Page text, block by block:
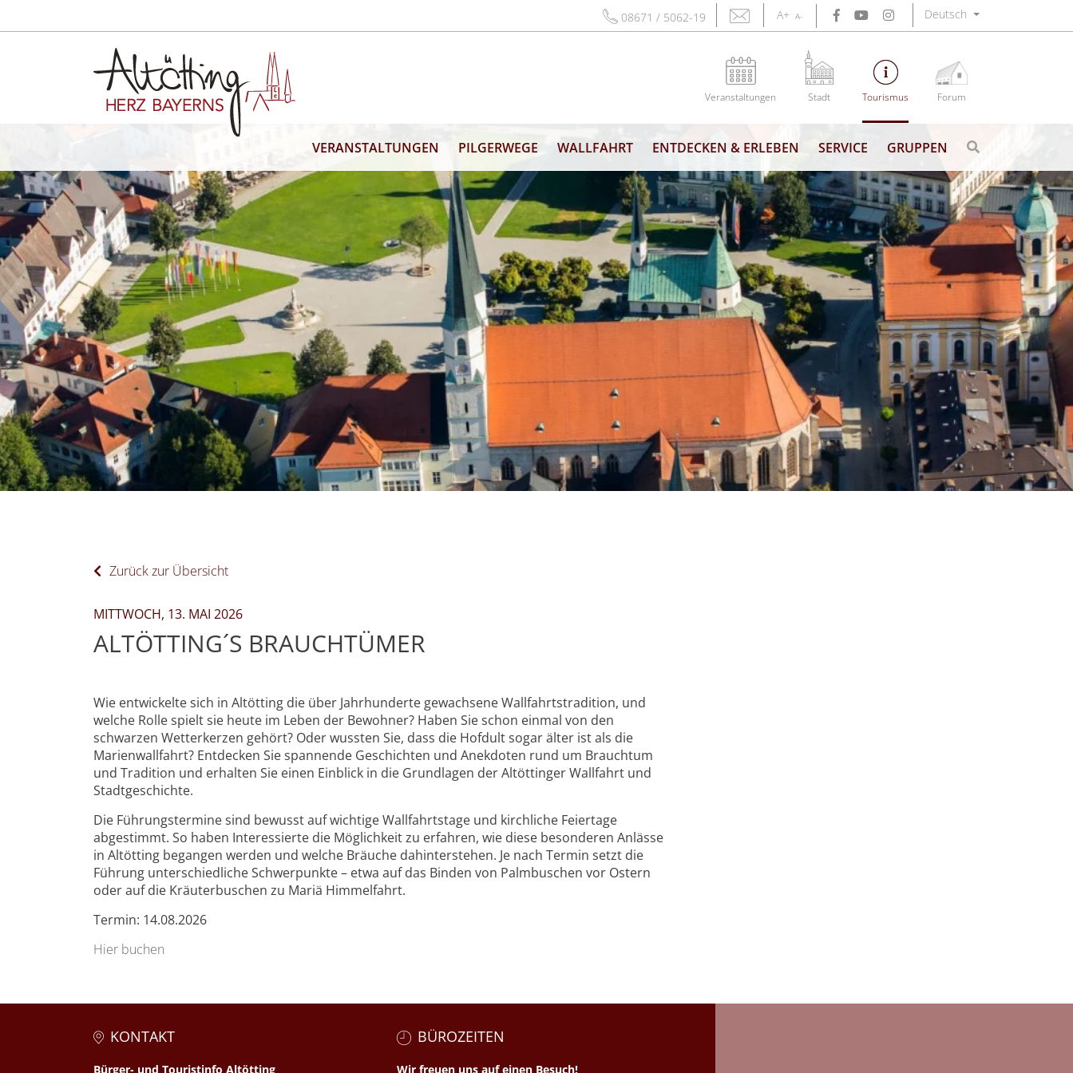
08671 / 5062-19 A+ A- Deutsch
Veranstaltungen Stadt Tourismus Forum
VERANSTALTUNGEN PILGERWEGE WALLFAHRT ENTDECKEN & ERLEBEN SERVICE GRUPPEN
Zurück zur Übersicht
MITTWOCH, 13. MAI 2026
ALTÖTTING´S BRAUCHTÜMER
Wie entwickelte sich in Altötting die über Jahrhunderte gewachsene Wallfahrtstradition, und
welche Rolle spielt sie heute im Leben der Bewohner? Haben Sie schon einmal von den
schwarzen Wetterkerzen gehört? Oder wussten Sie, dass die Hofdult sogar älter ist als die
Marienwallfahrt? Entdecken Sie spannende Geschichten und Anekdoten rund um Brauchtum
und Tradition und erhalten Sie einen Einblick in die Grundlagen der Altöttinger Wallfahrt und
Stadtgeschichte.
Die Führungstermine sind bewusst auf wichtige Wallfahrtstage und kirchliche Feiertage
abgestimmt. So haben Interessierte die Möglichkeit zu erfahren, wie diese besonderen Anlässe
in Altötting begangen werden und welche Bräuche dahinterstehen. Je nach Termin setzt die
Führung unterschiedliche Schwerpunkte – etwa auf das Binden von Palmbuschen vor Ostern
oder auf die Kräuterbuschen zu Mariä Himmelfahrt.
Termin: 14.08.2026
Hier buchen
KONTAKT
Bürger- und Touristinfo Altötting
BÜROZEITEN
Wir freuen uns auf einen Besuch!